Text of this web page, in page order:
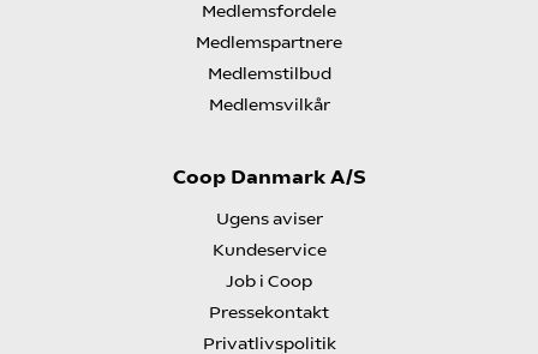
Medlemsfordele
Medlemspartnere
Medlemstilbud
Medlemsvilkår
Coop Danmark A/S
Ugens aviser
Kundeservice
Job i Coop
Pressekontakt
Privatlivspolitik